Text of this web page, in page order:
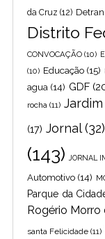
da Cruz (12) Detran
Distrito
CONVOCAÇÃO (10)
(10) Educação (15)
agua (14) GDF
rocha (11)
(17) Jornal(32)
(143) JORNAL
Automotivo (14)
Parque da
Rogério Morro
santa Felicidade (11)